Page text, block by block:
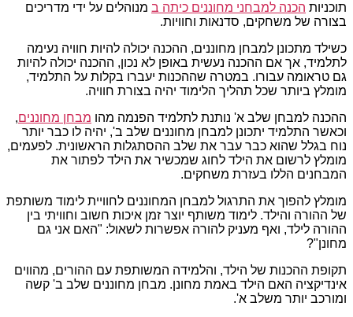
תוכניות הכנה למבחני מחוננים כיתה ב מנוהלים על ידי מדריכים
בצורה של משחקים, סדנאות וחוויות.
כשילד מתכונן למבחן מחוננים, ההכנה יכולה להיות חוויה נעימה
לתלמיד, אך אם ההכנה נעשית באופן לא נכון, ההכנה יכולה להיות
גם טראומה עבורו. במטרה שההכנות יעברו בקלות על התלמיד,
מומלץ ביותר שכל תהליך הלימוד יהיה בצורת חוויה.
ההכנה למבחן שלב א' נותנת לתלמיד הפנמה מהו מבחן מחוננים,
וכאשר התלמיד יתכונן למבחן מחוננים שלב ב', יהיה לו כבר יותר
נוח בגלל שהוא כבר עבר את שלב ההסתגלות הראשונית. לפעמים,
מומלץ לרשום את הילד לחוג שמכשיר את הילד לפתור את
המבחנים הללו בעזרת משחקים.
מומלץ להפוך את התרגול למבחן המחוננים לחוויית לימוד משותפת
של ההורה והילד. לימוד משותף יוצר זמן איכות חשוב וחוויתי בין
ההורה לילד, ואף מעניק להורה אפשרות לשאול: "האם אני גם
מחונן"?
תקופת ההכנות של הילד, והלמידה המשותפת עם ההורים, מהווים
אינדיקציה האם הילד באמת מחונן. מבחן מחוננים שלב ב' קשה
ומורכב יותר משלב א'.